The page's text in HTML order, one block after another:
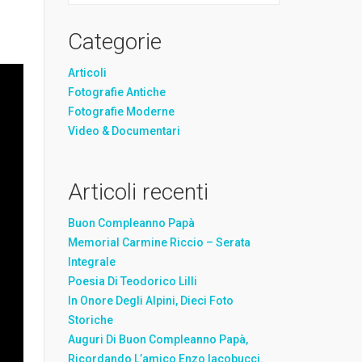
Categorie
Articoli
Fotografie Antiche
Fotografie Moderne
Video & Documentari
Articoli recenti
Buon Compleanno Papà
Memorial Carmine Riccio – Serata
Integrale
Poesia Di Teodorico Lilli
In Onore Degli Alpini, Dieci Foto
Storiche
Auguri Di Buon Compleanno Papà,
Ricordando L’amico Enzo Iacobucci.